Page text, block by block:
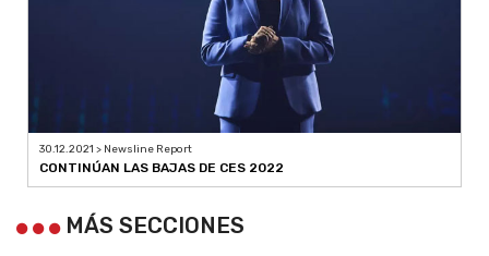
30.12.2021 > Newsline Report
CONTINÚAN LAS BAJAS DE CES 2022
MÁS SECCIONES